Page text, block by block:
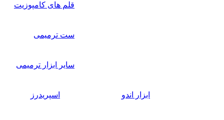
قلم های کامپوزیت
ست ترمیمی
سایر ابزار ترمیمی
ابزار اندو اسپریدرز